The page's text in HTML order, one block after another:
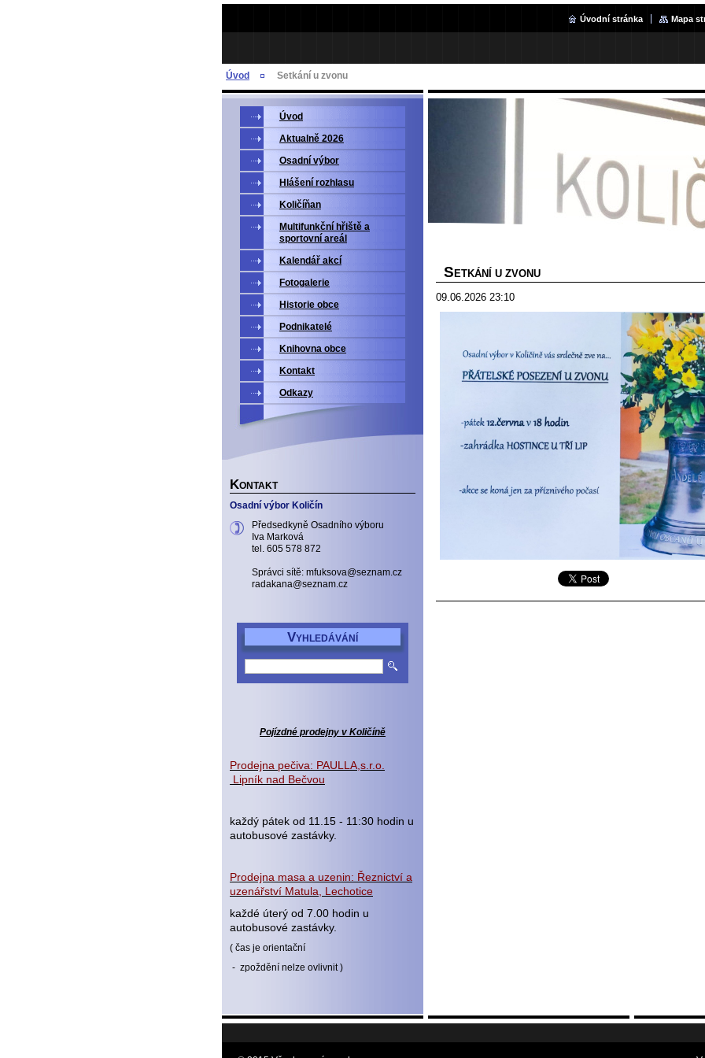
Úvodní stránka Mapa
Úvod Setkání u zvonu
S ETKÁNÍ U ZVONU
09.06.2026 23:10
Úvod
Aktualně 2026
Osadní výbor
Hlášení rozhlasu
Količíňan
Multifunkční hřiště a
sportovní areál
Kalendář akcí
Fotogalerie
Historie obce
Podnikatelé
Knihovna obce
Kontakt
Odkazy
KONTAKT
Osadní výbor Količín
Předsedkyně Osadního výboru
Iva Marková
tel. 605 578 872
Správci sítě: mfuksova@seznam.cz
radakana@seznam.cz
VYHLEDÁVÁNÍ
Pojízdné prodejny v Količíně
Prodejna pečiva: PAULLA,s.r.o.
Lipník nad Bečvou
každý pátek od 11.15 - 11:30 hodin u
autobusové zastávky.
Prodejna masa a uzenin: Řeznictví a
uzenářství Matula, Lechotice
každé úterý od 7.00 hodin u
autobusové zastávky.
( čas je orientační
- zpoždění nelze ovlivnit )